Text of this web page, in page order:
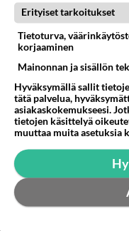
https://
4fb5-b071-
13.05.2026 19:47
Erityiset tarkoitukset
Tietoturva,
korjaaminen
Mainonnan ja sisällön
Hyväksymällä sallit
tätä palvelua,
asiakaskokemukseesi.
tietojen käsittelyä
muuttaa muita asetuksia